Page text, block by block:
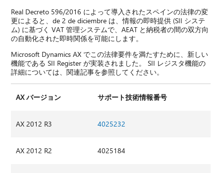
Real Decreto 596/2016 によって導入されたスペインの法律の変
更によると、de 2 de diciembre は、情報の即時提供 (SII システ
ム) に基づく VAT 管理システムで、AEAT と納税者の間の双方向
の自動化された即時関係を可能にします。
Microsoft Dynamics AX でこの法律要件を満たすために、新しい
機能である SII Register が実装されました。 SII レジスタ機能の
詳細については、関連記事を参照してください。
AX バージョン サポート技術情報番号
AX 2012 R3 4025232
AX 2012 R2 4025184